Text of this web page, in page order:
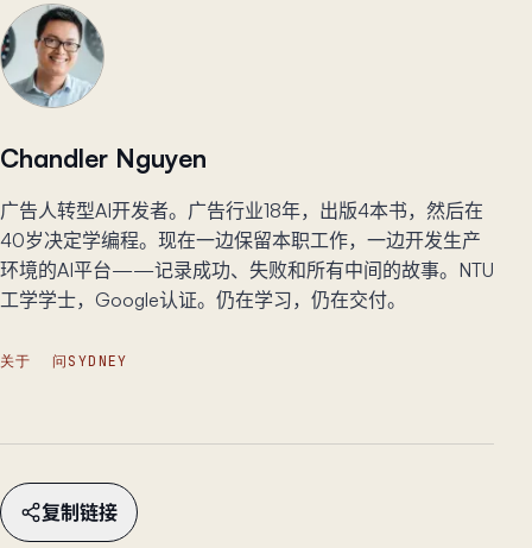
Chandler Nguyen
广告人转型AI开发者。广告行业18年，出版4本书，然后在
40岁决定学编程。现在一边保留本职工作，一边开发生产
环境的AI平台——记录成功、失败和所有中间的故事。NTU
工学学士，Google认证。仍在学习，仍在交付。
关于 问SYDNEY
复制链接